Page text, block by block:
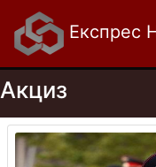
Експрес
Акциз